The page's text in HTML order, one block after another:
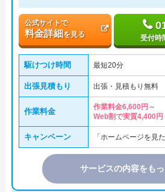
公式サイトで
料金詳細を見る 受付時
駆けつけ時間 最短20分
出張見積もり 出張・見積もり無料
作業料金
作業料金6,600円～
Web割で実質4,400円
キャンペーン 「ホームページを見
サービスの内容をも